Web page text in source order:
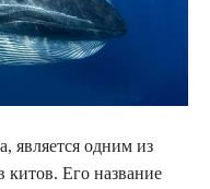
является одним из
китов. Его название